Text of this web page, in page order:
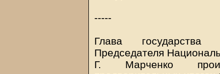
-----
Глава государства
Председателя
Г. Марченко